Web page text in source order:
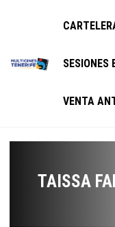
SESIONES
VENTA
TAISSA